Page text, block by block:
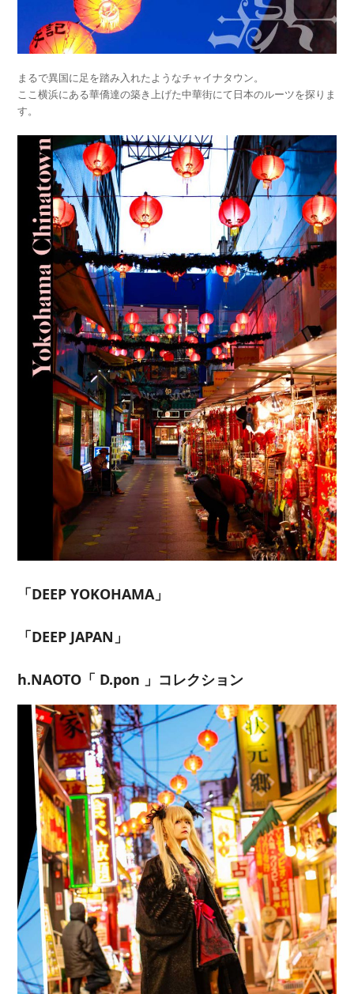
まるで異国に足を踏み入れたようなチャイナタウン。
ここ横浜にある華僑達の築き上げた中華街にて日本のルーツを探りま
す。
「DEEP YOKOHAMA」
「DEEP JAPAN」
h.NAOTO「 D.pon 」コレクション